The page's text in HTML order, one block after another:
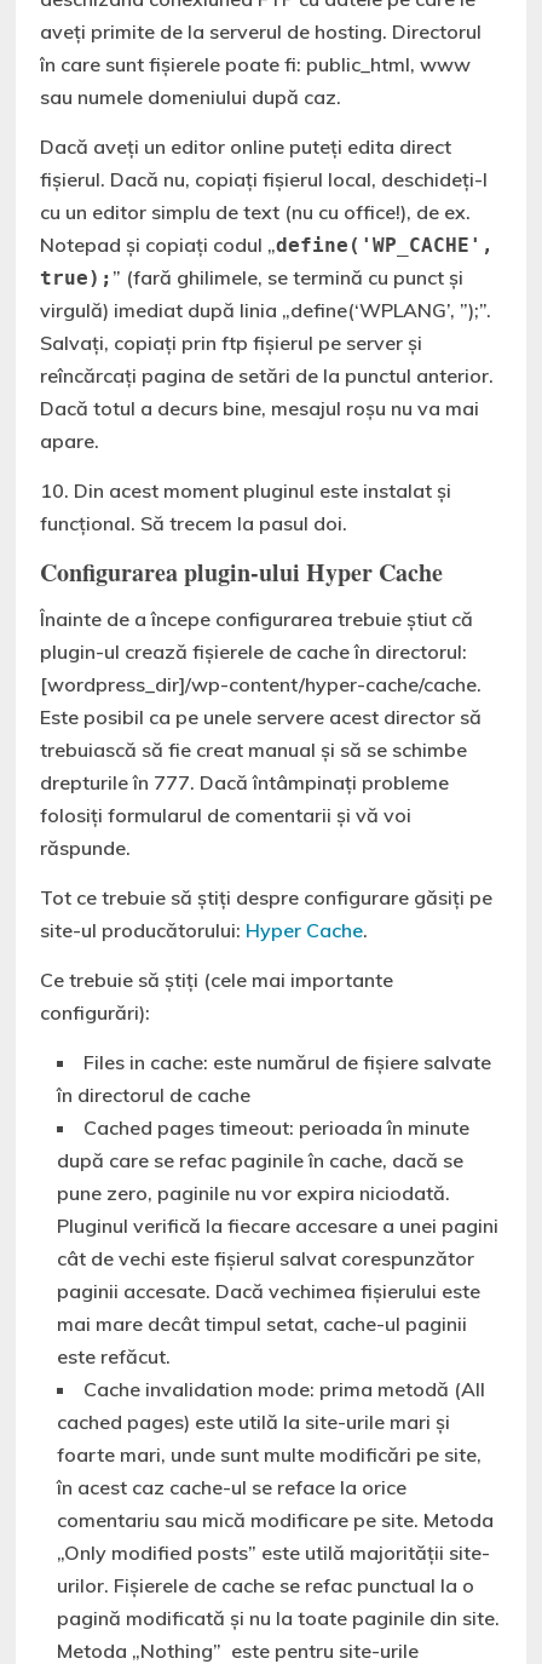
aveți primite de la serverul de hosting. Directorul
în care sunt fișierele poate fi: public_html, www
sau numele domeniului după caz.
Dacă aveți un editor online puteți edita direct
fișierul. Dacă nu, copiați fișierul local, deschideți-l
cu un editor simplu de text (nu cu office!), de ex.
Notepad și copiați codul „define('WP_CACHE',
true); ” (fară ghilimele, se termină cu punct și
virgulă) imediat după linia „define(‘WPLANG’, ”);”.
Salvați, copiați prin ftp fișierul pe server și
reîncărcați pagina de setări de la punctul anterior.
Dacă totul a decurs bine, mesajul roșu nu va mai
apare.
10. Din acest moment pluginul este instalat și
funcțional. Să trecem la pasul doi.
Configurarea plugin-ului Hyper Cache
Înainte de a începe configurarea trebuie știut că
plugin-ul crează fișierele de cache în directorul:
[wordpress_dir]/wp-content/hyper-cache/cache.
Este posibil ca pe unele servere acest director să
trebuiască să fie creat manual și să se schimbe
drepturile în 777. Dacă întâmpinați probleme
folosiți formularul de comentarii și vă voi
răspunde.
Tot ce trebuie să știți despre configurare găsiți pe
site-ul producătorului: Hyper Cache.
Ce trebuie să știți (cele mai importante
configurări):
Files in cache: este numărul de fișiere salvate
în directorul de cache
Cached pages timeout: perioada în minute
după care se refac paginile în cache, dacă se
pune zero, paginile nu vor expira niciodată.
Pluginul verifică la fiecare accesare a unei pagini
cât de vechi este fișierul salvat corespunzător
paginii accesate. Dacă vechimea fișierului este
mai mare decât timpul setat, cache-ul paginii
este refăcut.
Cache invalidation mode: prima metodă (All
cached pages) este utilă la site-urile mari și
foarte mari, unde sunt multe modificări pe site,
în acest caz cache-ul se reface la orice
comentariu sau mică modificare pe site. Metoda
„Only modified posts” este utilă majorității site-
urilor. Fișierele de cache se refac punctual la o
pagină modificată și nu la toate paginile din site.
Metoda „Nothing” este pentru site-urile